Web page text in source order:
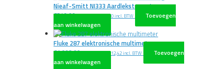
Nieaf-Smitt NI333 Aardlekstroomtang
€340,00 excl. BTW€411,40 incl. BTW
Toevoegen
aan winkelwagen
Fluke 287 elektronische multimeter
€1.002,00 excl. BTW€1.212,42 incl. BTW
Toevoegen
aan winkelwagen